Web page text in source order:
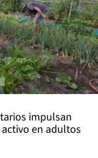
impulsan
en adultos